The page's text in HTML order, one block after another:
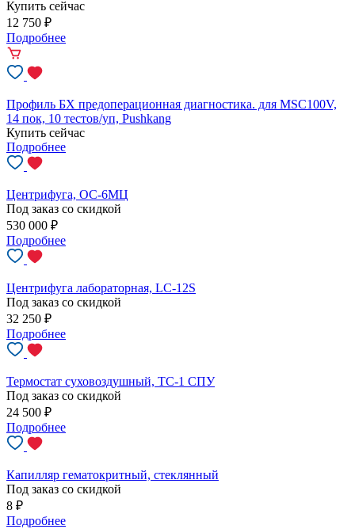
Купить сейчас
12 750 ₽
Подробнее
Профиль БХ предоперационная диагностика. для MSC100V,
14 пок, 10 тестов/уп, Pushkang
Купить сейчас
Подробнее
Центрифуга, ОС-6МЦ
Под заказ со скидкой
530 000 ₽
Подробнее
Центрифуга лабораторная, LC-12S
Под заказ со скидкой
32 250 ₽
Подробнее
Термостат суховоздушный, ТС-1 СПУ
Под заказ со скидкой
24 500 ₽
Подробнее
Капилляр гематокритный, стеклянный
Под заказ со скидкой
8 ₽
Подробнее